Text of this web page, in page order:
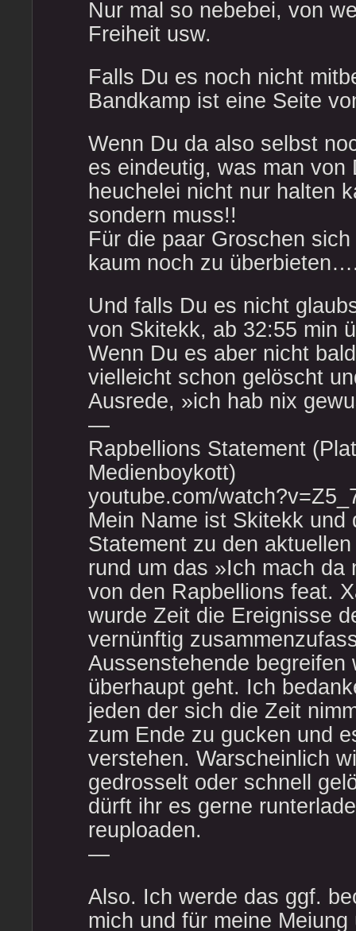
Nur mal so nebebei, von
Freiheit usw.
Falls Du es noch nicht
Bandkamp ist eine Seite
Wenn Du da also selbst
es eindeutig, was man von
heuchelei nicht nur halten
sondern muss!!
Für die paar Groschen
kaum noch zu
Und falls Du es nicht
von Skitekk, ab 32:55 min
Wenn Du es aber nicht
vielleicht schon gelöscht
Ausrede, »ich hab nix
—
Rapbellions Statement
Medienboykott)
youtube.com/
Mein Name ist Skitekk und
Statement zu den
rund um das »Ich mach da
von den Rapbellions feat.
wurde Zeit die Ereignisse
vernünftig
Aussenstehende begreifen
überhaupt geht. Ich
jeden der sich die Zeit
zum Ende zu gucken und
verstehen. Warscheinlich
gedrosselt oder schnell
dürft ihr es gerne
reuploaden.
—
Also. Ich werde das ggf.
mich und für meine